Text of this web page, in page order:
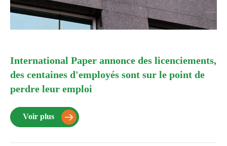
International Paper annonce des licenciements,
des centaines d'employés sont sur le point de
perdre leur emploi
Voir plus 